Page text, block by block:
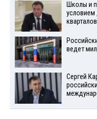
Школы и
условием
кварталов
ведет
Сергей